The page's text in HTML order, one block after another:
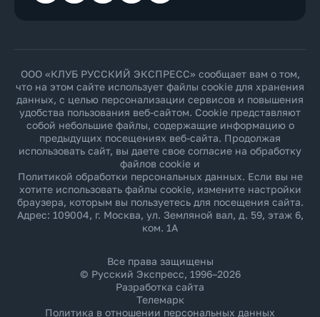
ООО «КЛУБ РУССКИЙ ЭКСПРЕСС» сообщает вам о том,
что на этом сайте использует файлы cookie для хранения
данных, с целью персонализации сервисов и повышения
удобства пользования веб-сайтом. Cookie представляют
собой небольшие файлы, содержащие информацию о
предыдущих посещениях веб-сайта. Продолжая
использовать сайт, вы даете свое согласие на обработку
файлов cookie и
Политикой обработки персональных данных. Если вы не
хотите использовать файлы cookie, измените настройки
браузера, которым вы пользуетесь для посещения сайта.
Адрес: 109004, г. Москва, ул. Земляной вал, д. 59, этаж 6,
ком. 1А
Все права защищены
© Русский Экспресс, 1996–2026
Разработка сайта
Телемарк
Политика в отношении персональных данных